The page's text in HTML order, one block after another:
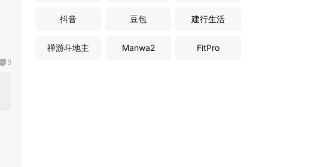
8
抖音 豆包 建行生活
禅游斗地主 Manwa2 FitPro